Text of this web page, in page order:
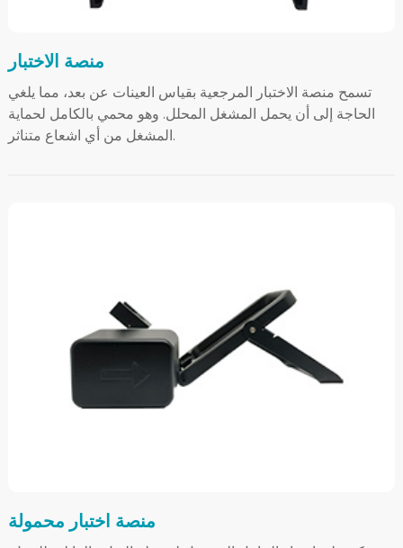
منصة الاختبار
تسمح منصة الاختبار المرجعية بقياس العينات عن بعد، مما يلغي
الحاجة إلى أن يحمل المشغل المحلل. وهو محمي بالكامل لحماية
المشغل من أي اشعاع متناثر.
منصة اختبار محمولة